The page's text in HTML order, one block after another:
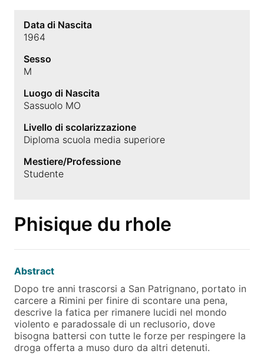
Data di Nascita
1964
Sesso
M
Luogo di Nascita
Sassuolo MO
Livello di scolarizzazione
Diploma scuola media superiore
Mestiere/Professione
Studente
Phisique du rhole
Abstract
Dopo tre anni trascorsi a San Patrignano, portato in
carcere a Rimini per finire di scontare una pena,
descrive la fatica per rimanere lucidi nel mondo
violento e paradossale di un reclusorio, dove
bisogna battersi con tutte le forze per respingere la
droga offerta a muso duro da altri detenuti.